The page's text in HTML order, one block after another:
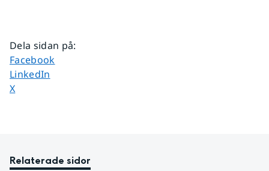
Dela sidan på:
Dela sidan på
Facebook
Dela sidan på
LinkedIn
Dela sidan på
X
Relaterade sidor